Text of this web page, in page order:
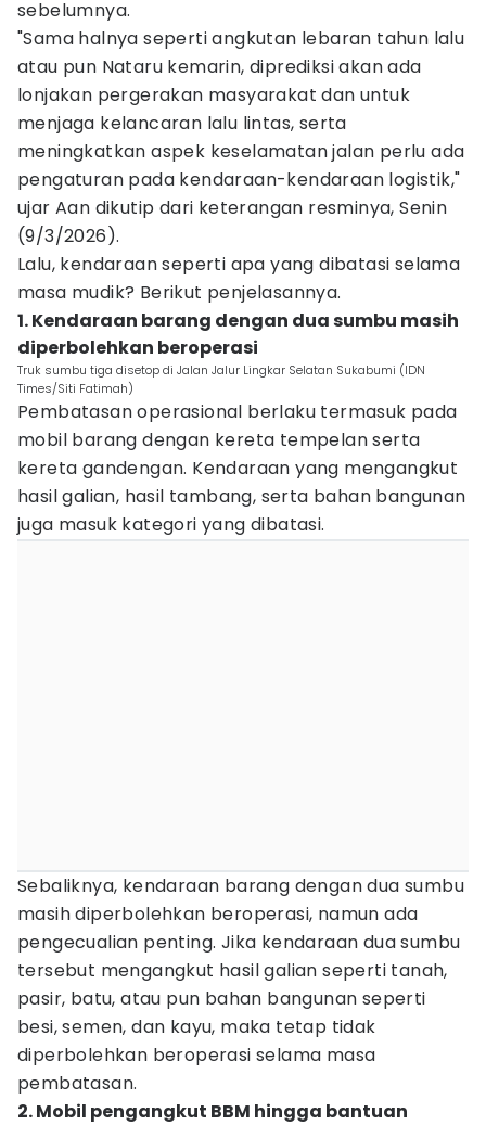
sebelumnya.
"Sama halnya seperti angkutan lebaran tahun lalu
atau pun Nataru kemarin, diprediksi akan ada
lonjakan pergerakan masyarakat dan untuk
menjaga kelancaran lalu lintas, serta
meningkatkan aspek keselamatan jalan perlu ada
pengaturan pada kendaraan-kendaraan logistik,"
ujar Aan dikutip dari keterangan resminya, Senin
(9/3/2026).
Lalu, kendaraan seperti apa yang dibatasi selama
masa mudik? Berikut penjelasannya.
1. Kendaraan barang dengan dua sumbu masih
diperbolehkan beroperasi
Truk sumbu tiga disetop di Jalan Jalur Lingkar Selatan Sukabumi (IDN
Times/Siti Fatimah)
Pembatasan operasional berlaku termasuk pada
mobil barang dengan kereta tempelan serta
kereta gandengan. Kendaraan yang mengangkut
hasil galian, hasil tambang, serta bahan bangunan
juga masuk kategori yang dibatasi.
Sebaliknya, kendaraan barang dengan dua sumbu
masih diperbolehkan beroperasi, namun ada
pengecualian penting. Jika kendaraan dua sumbu
tersebut mengangkut hasil galian seperti tanah,
pasir, batu, atau pun bahan bangunan seperti
besi, semen, dan kayu, maka tetap tidak
diperbolehkan beroperasi selama masa
pembatasan.
2. Mobil pengangkut BBM hingga bantuan